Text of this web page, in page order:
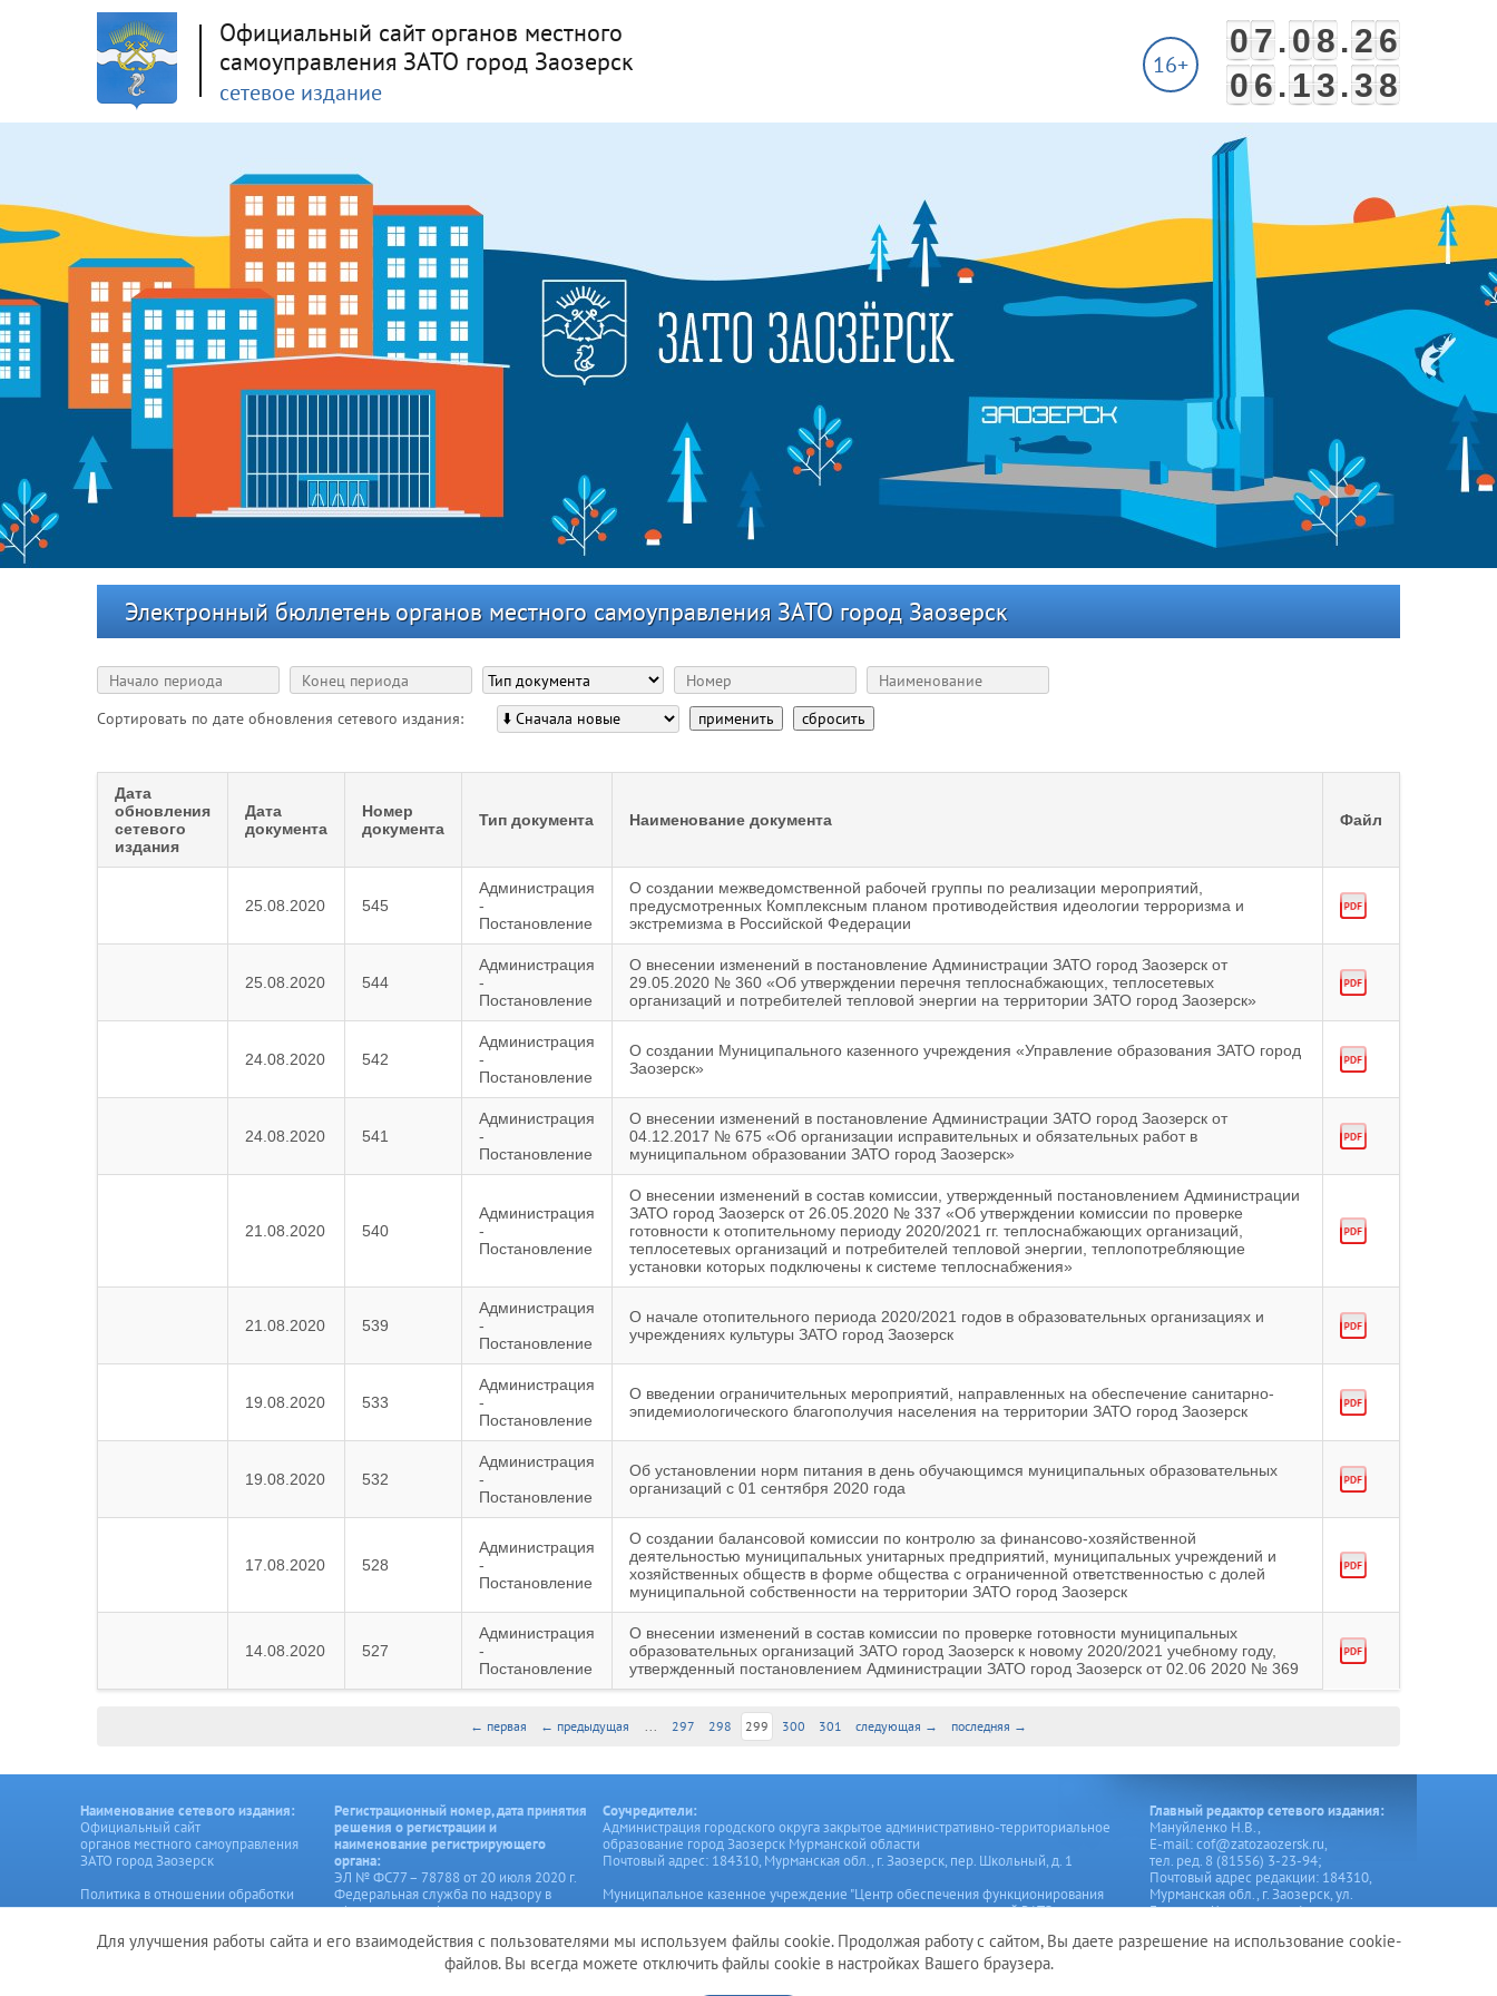
Официальный сайт органов местного
самоуправления ЗАТО город Заозерск
сетевое издание
07.08.26
06.13.38
16+
Электронный бюллетень органов местного самоуправления ЗАТО город Заозерск
Сортировать по дате обновления сетевого издания: применить сбросить
Дата
обновления
сетевого
издания
Дата
документа
Номер
документа
Тип документа Наименование документа Файл
25.08.2020 545
Администрация
-
Постановление
О создании межведомственной рабочей группы по реализации мероприятий,
предусмотренных Комплексным планом противодействия идеологии терроризма и
экстремизма в Российской Федерации
25.08.2020 544
Администрация
-
Постановление
О внесении изменений в постановление Администрации ЗАТО город Заозерск от
29.05.2020 № 360 «Об утверждении перечня теплоснабжающих, теплосетевых
организаций и потребителей тепловой энергии на территории ЗАТО город Заозерск»
24.08.2020 542
Администрация
-
Постановление
О создании Муниципального казенного учреждения «Управление образования ЗАТО город
Заозерск»
24.08.2020 541
Администрация
-
Постановление
О внесении изменений в постановление Администрации ЗАТО город Заозерск от
04.12.2017 № 675 «Об организации исправительных и обязательных работ в
муниципальном образовании ЗАТО город Заозерск»
21.08.2020 540
Администрация
-
Постановление
О внесении изменений в состав комиссии, утвержденный постановлением Администрации
ЗАТО город Заозерск от 26.05.2020 № 337 «Об утверждении комиссии по проверке
готовности к отопительному периоду 2020/2021 гг. теплоснабжающих организаций,
теплосетевых организаций и потребителей тепловой энергии, теплопотребляющие
установки которых подключены к системе теплоснабжения»
21.08.2020 539
Администрация
-
Постановление
О начале отопительного периода 2020/2021 годов в образовательных организациях и
учреждениях культуры ЗАТО город Заозерск
19.08.2020 533
Администрация
-
Постановление
О введении ограничительных мероприятий, направленных на обеспечение санитарно-
эпидемиологического благополучия населения на территории ЗАТО город Заозерск
19.08.2020 532
Администрация
-
Постановление
Об установлении норм питания в день обучающимся муниципальных образовательных
организаций с 01 сентября 2020 года
17.08.2020 528
Администрация
-
Постановление
О создании балансовой комиссии по контролю за финансово-хозяйственной
деятельностью муниципальных унитарных предприятий, муниципальных учреждений и
хозяйственных обществ в форме общества с ограниченной ответственностью с долей
муниципальной собственности на территории ЗАТО город Заозерск
14.08.2020 527
Администрация
-
Постановление
О внесении изменений в состав комиссии по проверке готовности муниципальных
образовательных организаций ЗАТО город Заозерск к новому 2020/2021 учебному году,
утвержденный постановлением Администрации ЗАТО город Заозерск от 02.06 2020 № 369
← первая ← предыдущая ... 297 298 299 300 301 следующая → последняя →
Наименование сетевого издания:
Официальный сайт
органов местного самоуправления
ЗАТО город Заозерск
Политика в отношении обработки
персональных данных
Создание сайта – Старт Икс
Регистрационный номер, дата принятия
решения о регистрации и
наименование регистрирующего
органа:
ЭЛ № ФС77 – 78788 от 20 июля 2020 г.
Федеральная служба по надзору в
сфере связи, информационных
Соучредители:
Администрация городского округа закрытое административно-территориальное
образование город Заозерск Мурманской области
Почтовый адрес: 184310, Мурманская обл., г. Заозерск, пер. Школьный, д. 1
Муниципальное казенное учреждение "Центр обеспечения функционирования
органов местного самоуправления и муниципальных учреждений ЗАТО город
Почтовый адрес: 184310, Мурманская обл., г. Заозерск, ул. Генерала Чумаченко, д. 4
Главный редактор сетевого издания:
Мануйленко Н.В.,
Е-mail: cof@zatozaozersk.ru,
тел. ред. 8 (81556) 3-23-94;
Почтовый адрес редакции: 184310,
Мурманская обл., г. Заозерск, ул.
Генерала Чумаченко, д.4
© 2026 Администрация ЗАТО город Заозерск. Все права защищены.
Для улучшения работы сайта и его взаимодействия с пользователями мы используем файлы cookie. Продолжая работу с сайтом, Вы даете разрешение на использование cookie-
файлов. Вы всегда можете отключить файлы cookie в настройках Вашего браузера.